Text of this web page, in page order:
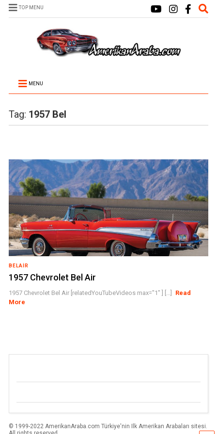
TOP MENU
MENU
Tag: 1957 Bel
BELAIR
1957 Chevrolet Bel Air
1957 Chevrolet Bel Air [relatedYouTubeVideos max="1" ] [...]
Read
More
© 1999-2022 AmerikanAraba.com Türkiye'nin Ilk Amerikan Arabaları sitesi.